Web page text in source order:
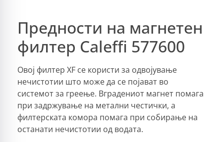
Предности на магнетен
филтер Caleffi 577600
Овој филтер XF се користи за одвојување
нечистотии што може да се појават во
системот за греење. Вградениот магнет помага
при задржување на метални честички, а
филтерската комора помага при собирање на
останати нечистотии од водата.